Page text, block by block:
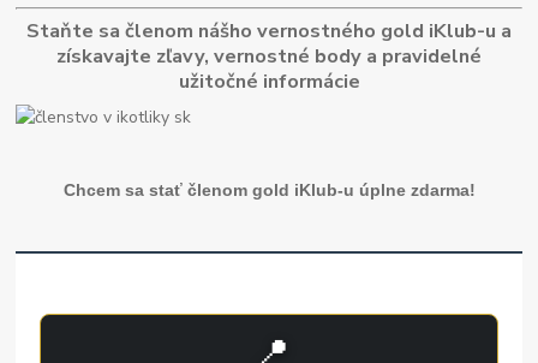
Staňte sa členom nášho vernostného gold iKlub-u a
získavajte zľavy, vernostné body a pravidelné
užitočné informácie
Chcem sa stať členom gold iKlub-u úplne zdarma!